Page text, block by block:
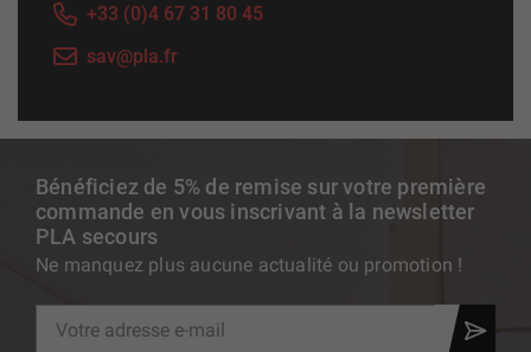
Bénéficiez de 5% de remise sur votre première
commande en vous inscrivant à la newsletter
PLA secours
Ne manquez plus aucune actualité ou promotion !
+33 (0)4 67 31 80 45
sav@pla.fr